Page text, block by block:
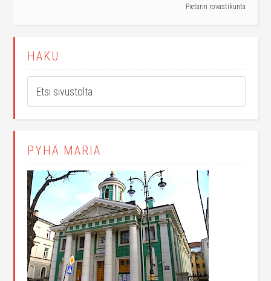
Pietarin rovastikunta
HAKU
PYHÄ MARIA